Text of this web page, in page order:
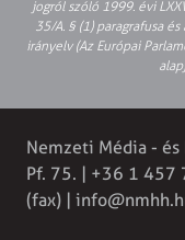
jogról szóló 1999. évi
35/A. § (1) paragrafusa
irányelv (Az Európai
Nemzeti Média -
Pf. 75. | +36 1
(fax) |